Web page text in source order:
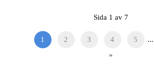
Sida 1 av 7
1 2 3 4 5 ...
»